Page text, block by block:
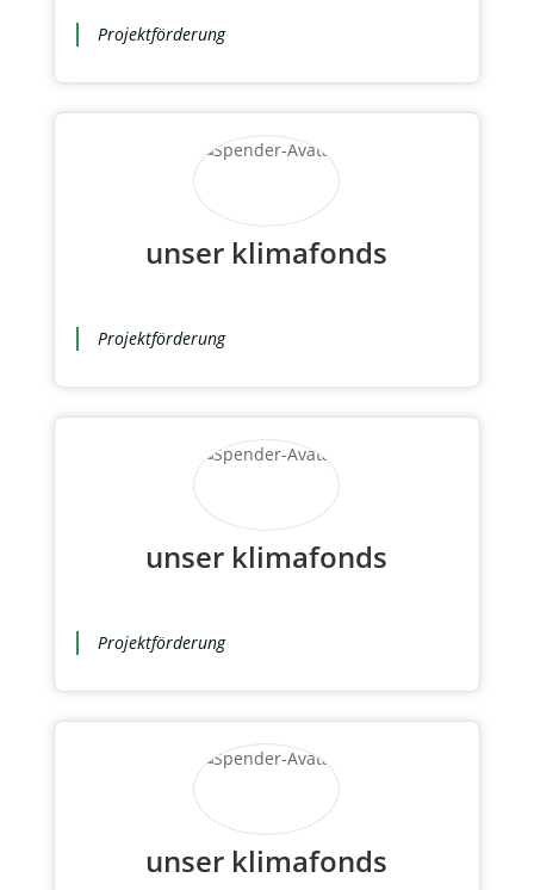
Projektförderung
unser klimafonds
Projektförderung
unser klimafonds
Projektförderung
unser klimafonds